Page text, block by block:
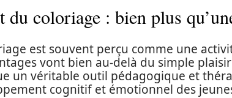
du coloriage : bien plus
est souvent perçu comme une
vont bien au-delà du simple
un véritable outil pédagogique et
cognitif et émotionnel des